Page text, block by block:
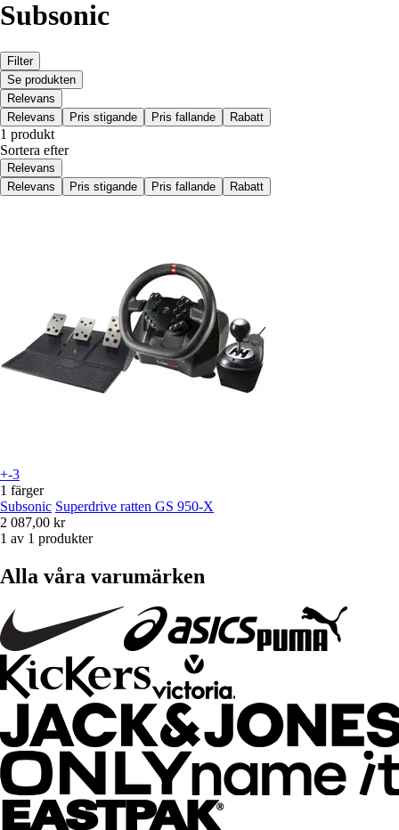
Subsonic
Filter
Se produkten
Relevans
Relevans
Pris stigande Pris fallande Rabatt
1 produkt
Sortera efter
Relevans
Relevans
Pris stigande Pris fallande Rabatt
+-3
1 färger
Subsonic Superdrive ratten GS 950-X
2 087,00 kr
1 av 1 produkter
Alla våra varumärken